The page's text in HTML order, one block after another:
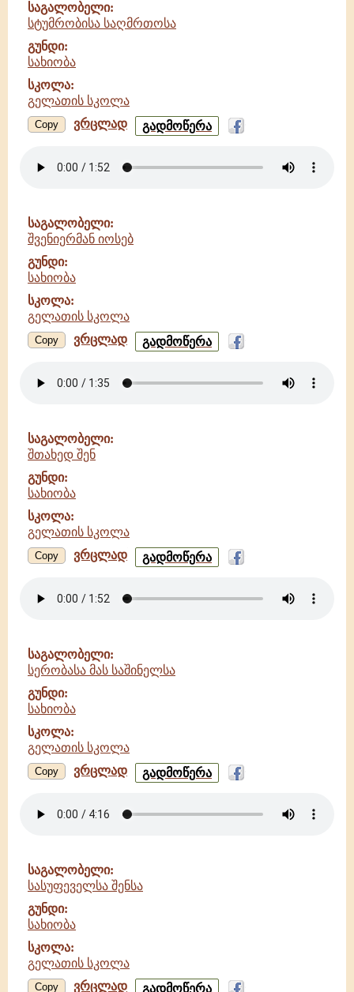
საგალობელი:
სტუმრობისა საღმრთოსა
გუნდი:
სახიობა
სკოლა:
გელათის სკოლა
Copy ვრცლად სტუმრობისა
საღმრთოსა
სახიობა
გადმოწერა
საგალობელი:
შვენიერმან იოსებ
გუნდი:
სახიობა
სკოლა:
გელათის სკოლა
Copy ვრცლად შვენიერმან
იოსებ
სახიობა
გადმოწერა
საგალობელი:
შთახედ შენ
გუნდი:
სახიობა
სკოლა:
გელათის სკოლა
Copy ვრცლად შთახედ
შენ
სახიობა
გადმოწერა
საგალობელი:
სერობასა მას საშინელსა
გუნდი:
სახიობა
სკოლა:
გელათის სკოლა
Copy ვრცლად სერობასა
მას
-
გადმოწერა
საგალობელი:
სასუფეველსა შენსა
გუნდი:
სახიობა
სკოლა:
გელათის სკოლა
Copy ვრცლად სასუფეველსა
გადმოწერა